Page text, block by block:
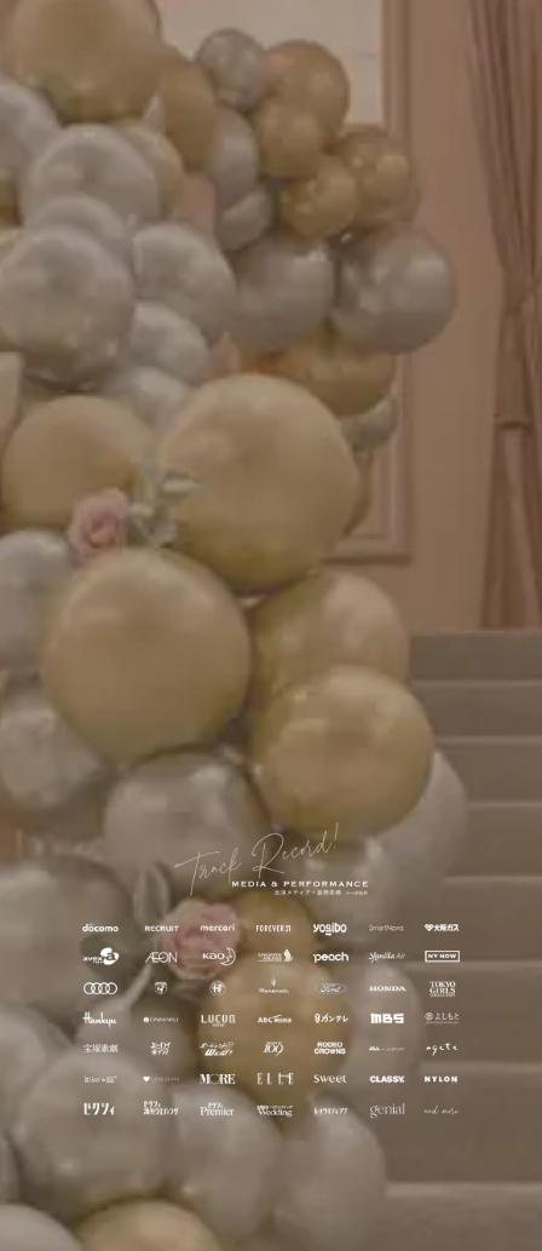
成人式バルーン特集